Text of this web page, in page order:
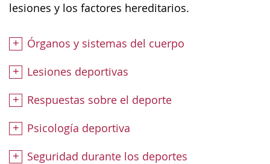
lesiones y los factores hereditarios.
Órganos y sistemas del cuerpo
Lesiones deportivas
Respuestas sobre el deporte
Psicología deportiva
Seguridad durante los deportes